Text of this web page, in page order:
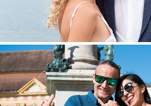
STANDESAMT VON MARIA &